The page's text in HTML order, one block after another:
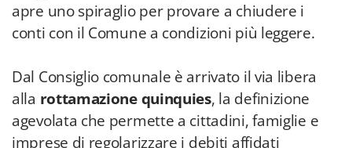
apre uno spiraglio per provare a chiudere i
conti con il Comune a condizioni più leggere.
Dal Consiglio comunale è arrivato il via libera
alla rottamazione quinquies, la definizione
agevolata che permette a cittadini, famiglie e
imprese di regolarizzare i debiti affidati